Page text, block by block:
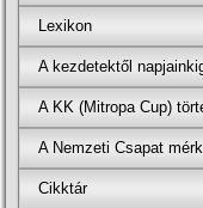
Lexikon
A kezdetektől
A KK (Mitropa Cup)
A Nemzeti Csapat
Cikktár